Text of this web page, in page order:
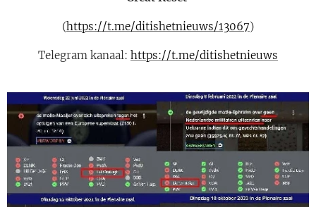
(https://t.me/ditishetnieuws/13067)
Telegram kanaal: https://t.me/ditishetnieuws